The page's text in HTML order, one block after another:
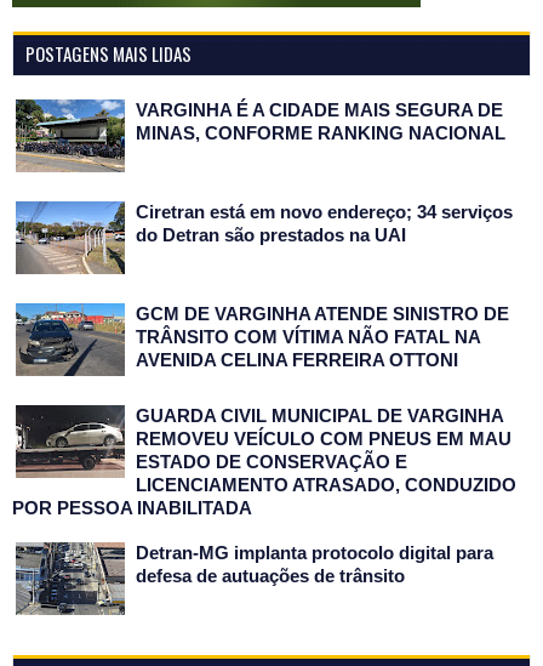
POSTAGENS MAIS LIDAS
VARGINHA É A CIDADE MAIS SEGURA DE
MINAS, CONFORME RANKING NACIONAL
Ciretran está em novo endereço; 34 serviços
do Detran são prestados na UAI
GCM DE VARGINHA ATENDE SINISTRO DE
TRÂNSITO COM VÍTIMA NÃO FATAL NA
AVENIDA CELINA FERREIRA OTTONI
GUARDA CIVIL MUNICIPAL DE VARGINHA
REMOVEU VEÍCULO COM PNEUS EM MAU
ESTADO DE CONSERVAÇÃO E
LICENCIAMENTO ATRASADO, CONDUZIDO
POR PESSOA INABILITADA
Detran-MG implanta protocolo digital para
defesa de autuações de trânsito